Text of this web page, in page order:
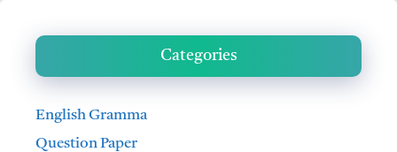
Categories
English Gramma
Question Paper